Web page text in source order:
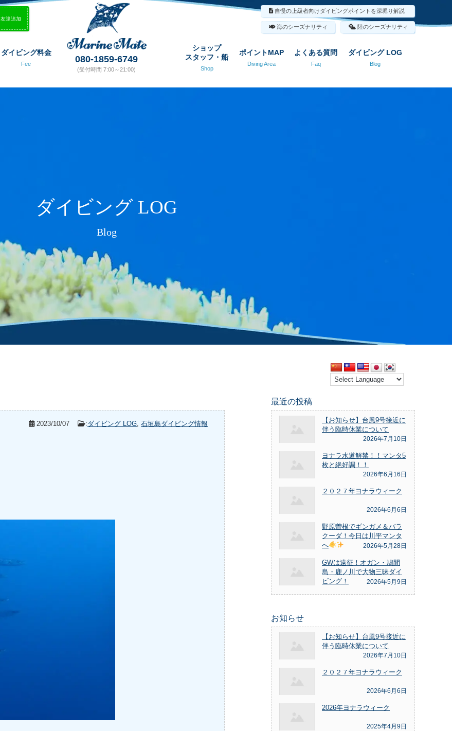
080-1859-6749
(受付時間 7:00～21:00)
ダイビング料金
Fee
ショップ
スタッフ・船
Shop
ポイントMAP
Diving Area
よくある質問
Faq
ダイビング LOG
Blog
自慢の上級者向けダイビングポイントを深堀り解説
海のシーズナリティ 陸のシーズナリティ
友達追加
ダイビング LOG
Blog
2023/10/07 :ダイビング LOG, 石垣島ダイビング情報
最近の投稿
【お知らせ】台風9号接近に
伴う臨時休業について
2026年7月10日
ヨナラ水道解禁！！マンタ5
枚と絶好調！！
2026年6月16日
２０２７年ヨナラウィーク
2026年6月6日
野原曽根でギンガメ＆バラ
クーダ！今日は川平マンタ
へ
2026年5月28日
GWは遠征！オガン・鳩間
島・鹿ノ川で大物三昧ダイ
ビング！
2026年5月9日
お知らせ
【お知らせ】台風9号接近に
伴う臨時休業について
2026年7月10日
２０２７年ヨナラウィーク
2026年6月6日
2026年ヨナラウィーク
2025年4月9日